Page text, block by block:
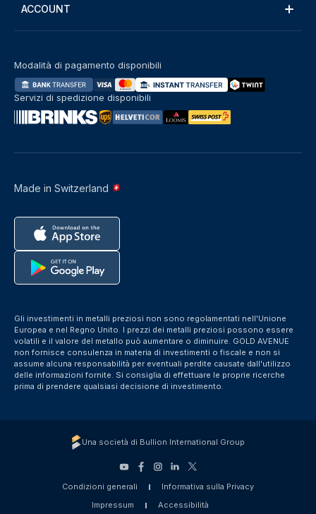
ACCOUNT
Made in Switzerland
Modalità di pagamento disponibili
Servizi di spedizione disponibili
Gli investimenti in metalli preziosi non sono regolamentati nell'Unione
Europea e nel Regno Unito. I prezzi dei metalli preziosi possono essere
volatili e il valore del metallo può aumentare o diminuire. GOLD AVENUE
non fornisce consulenza in materia di investimenti o fiscale e non si
assume alcuna responsabilità per eventuali perdite causate dall'utilizzo
delle informazioni fornite. Si consiglia di effettuare le proprie ricerche
prima di prendere qualsiasi decisione di investimento.
Una società di Bullion International Group
Condizioni generali
Informativa sulla Privacy
Impressum
Accessibilità